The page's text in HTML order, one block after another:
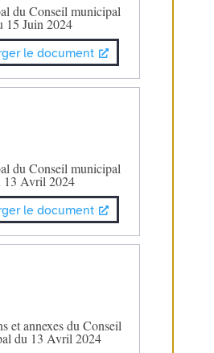
du Conseil municipal
15 Juin 2024
le document
du Conseil municipal
13 Avril 2024
le document
et annexes du Conseil
du 13 Avril 2024